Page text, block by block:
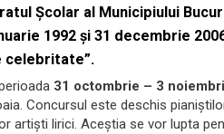
Şcolar al Municipiului
1992 și 31 decembrie
celebritate”.
31 octombrie – 3
Concursul este deschis
artiști lirici. Aceștia se vor lupta